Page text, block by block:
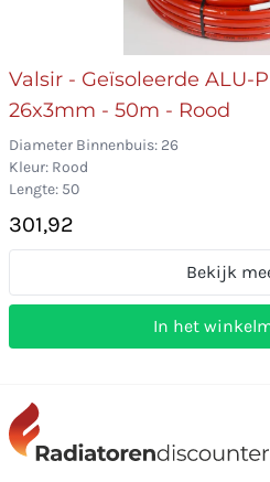
Valsir - Geïsoleerde ALU-
26x3mm - 50m - Rood
Diameter Binnenbuis: 26
Kleur: Rood
Lengte: 50
301,92
Bekijk
In het